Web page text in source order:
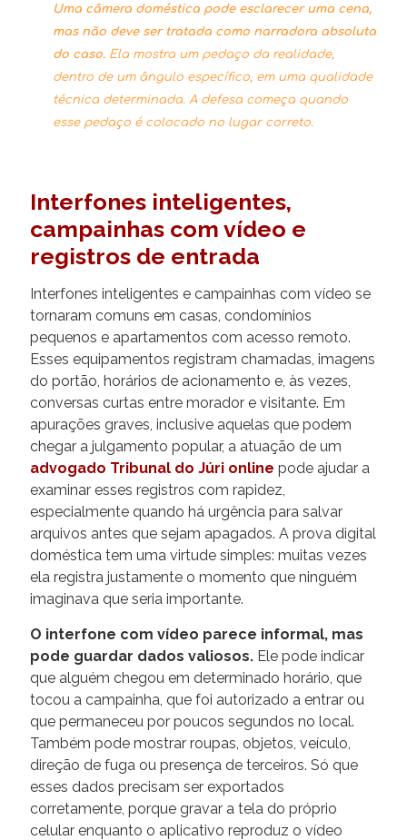
Uma câmera doméstica pode esclarecer uma cena,
mas não deve ser tratada como narradora absoluta
do caso. Ela mostra um pedaço da realidade,
dentro de um ângulo específico, em uma qualidade
técnica determinada. A defesa começa quando
esse pedaço é colocado no lugar correto.
Interfones inteligentes,
campainhas com vídeo e
registros de entrada
Interfones inteligentes e campainhas com vídeo se
tornaram comuns em casas, condomínios
pequenos e apartamentos com acesso remoto.
Esses equipamentos registram chamadas, imagens
do portão, horários de acionamento e, às vezes,
conversas curtas entre morador e visitante. Em
apurações graves, inclusive aquelas que podem
chegar a julgamento popular, a atuação de um
advogado Tribunal do Júri online pode ajudar a
examinar esses registros com rapidez,
especialmente quando há urgência para salvar
arquivos antes que sejam apagados. A prova digital
doméstica tem uma virtude simples: muitas vezes
ela registra justamente o momento que ninguém
imaginava que seria importante.
O interfone com vídeo parece informal, mas
pode guardar dados valiosos. Ele pode indicar
que alguém chegou em determinado horário, que
tocou a campainha, que foi autorizado a entrar ou
que permaneceu por poucos segundos no local.
Também pode mostrar roupas, objetos, veículo,
direção de fuga ou presença de terceiros. Só que
esses dados precisam ser exportados
corretamente, porque gravar a tela do próprio
celular enquanto o aplicativo reproduz o vídeo